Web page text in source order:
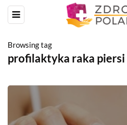
Browsing tag
profilaktyka raka piersi